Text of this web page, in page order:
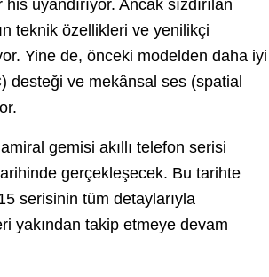
uyandırıyor. Ancak sızdırılan
teknik özellikleri ve yenilikçi
Yine de, önceki modelden daha iyi
desteği ve mekânsal ses (spatial
gemisi akıllı telefon serisi
gerçekleşecek. Bu tarihte
serisinin tüm detaylarıyla
yakından takip etmeye devam